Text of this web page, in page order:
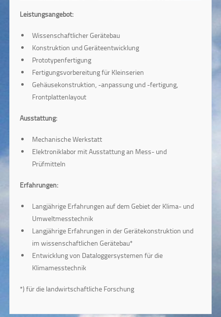
Leistungsangebot:
Wissenschaftlicher Gerätebau
Konstruktion und Geräteentwicklung
Prototypenfertigung
Fertigungsvorbereitung für Kleinserien
Gehäusekonstruktion, -anpassung und -fertigung,
Frontplattenlayout
Ausstattung:
Mechanische Werkstatt
Elektroniklabor mit Ausstattung an Mess- und
Prüfmitteln
Erfahrungen:
Langjährige Erfahrungen auf dem Gebiet der Klima- und
Umweltmesstechnik
Langjährige Erfahrungen in der Gerätekonstruktion und
im wissenschaftlichen Gerätebau*
Entwicklung von Dataloggersystemen für die
Klimamesstechnik
*) für die landwirtschaftliche Forschung